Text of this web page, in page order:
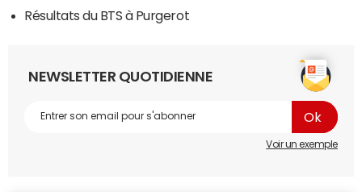
Résultats du BTS à Purgerot
NEWSLETTER QUOTIDIENNE
Voir un exemple